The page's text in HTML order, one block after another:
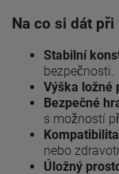
Na co si dát
Stabilní
bezpečnosti.
Výška ložné
Bezpečné
s možností
nebo
Úložný